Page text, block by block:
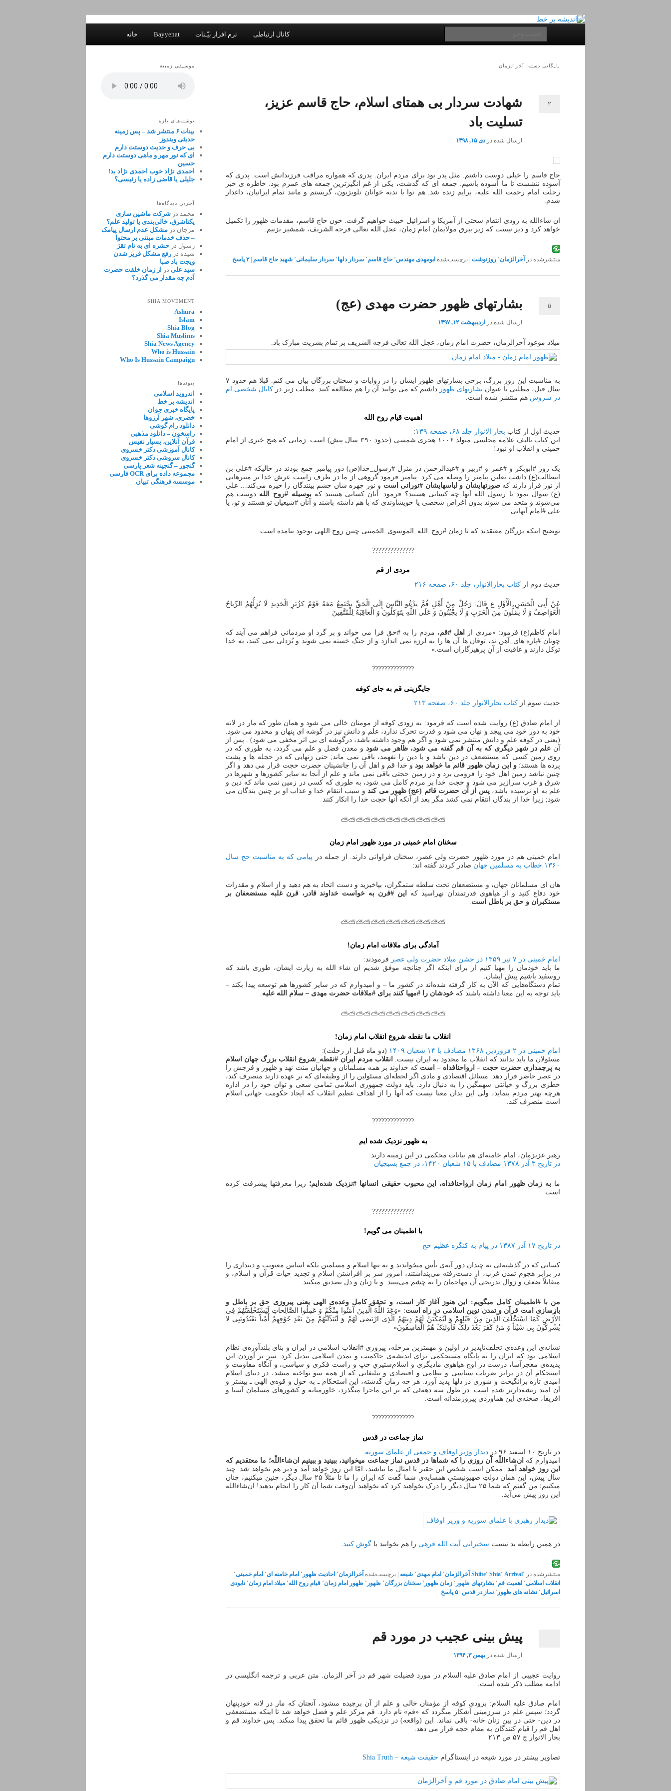
اندیشه بر خط
خانه Bayyenat نرم افزار بیّـنات کانال ارتباطی
بایگانی دسته: آخرالزمان
شهادت سردار بی همتای اسلام، حاج قاسم عزیز،
تسلیت باد
ارسال شده دردی ۱۵, ۱۳۹۸
۲
حاج قاسم را خیلی دوست داشتم. مثل پدر بود برای مردم ایران. پدری که همواره مراقب فرزندانش است. پدری که
آسوده ننشست تا ما آسوده باشیم. جمعه ای که گذشت، یکی از غم انگیزترین جمعه های عمرم بود. خاطره ی خبر
رحلت امام رحمت الله علیه، برایم زنده شد. هم نوا با ندبه خوانان تلویزیون، گریستم و مانند تمام ایرانیان، داغدار
شدم.
ان شاءالله به زودی انتقام سختی از آمریکا و اسرائیل خبیث خواهیم گرفت. خون حاج قاسم، مقدمات ظهور را تکمیل
خواهد کرد و دیر نیست که زیر بیرق مولایمان امام زمان، عجل الله تعالی فرجه الشریف، شمشیر بزنیم.
منتشرشده در آخرالزمان٬ روزنوشت | برچسب‌شده ابومهدی مهندس٬ حاج قاسم٬ سردار دلها٬ سردار سلیمانی٬ شهید حاج قاسم |۲ پاسخ
بشارتهای ظهور حضرت مهدی (عج)
ارسال شده در اردیبهشت ۱۲, ۱۳۹۷
۵
میلاد موعود آخرالزمان، حضرت امام زمان، عجل الله تعالی فرجه الشریف بر تمام بشریت مبارک باد.
به مناسبت این روز بزرگ، برخی بشارتهای ظهور ایشان را در روایات و سخنان بزرگان بیان می کنم. قبلا هم حدود ۷
سال قبل، مطلبی با عنوان بشارتهای ظهور داشتم که می توانید آن را هم مطالعه کنید. مطلب زیر در کانال شخصی ام
در سروش هم منتشر شده است.
اهمیت قیام روح الله
حدیث اول از کتاب بحار الانوار جلد ۶۸، صفحه ۱۳۹
:
این کتاب تالیف علامه مجلسی متولد ۱۰۰۶ هجری شمسی (حدود ۳۹۰ سال پیش) است. زمانی که هیچ خبری از امام
خمینی و انقلاب او نبود!
یک روز #ابوبکر و #عمر و #زبیر و #عبدالرحمن در منزل #رسول_خدا(ص) دور پیامبر جمع بودند در حالیکه #علی بن
ابیطالب(ع) داشت نعلین پیامبر را وصله می کرد. پیامبر فرمود گروهی از ما در طرف راست عرش خدا بر منبرهایی
از نور قرار دارند کهصورتهایشان و لباسهایشان #نورانی است و نور چهره شان چشم بینندگان را خیره می‌کند… علی
(ع) سوال نمود یا رسول الله آنها چه کسانی هستند؟ فرمود: آنان کسانی هستند کهبوسیله #روح_الله دوست هم
می‌شوند و متحد می شوند بدون اغراض شخصی یا خویشاوندی که با هم داشته باشند و آنان #شیعیان تو هستند و تو، یا
علی #امام آنهایی
توضیح اینکه بزرگان معتقدند که تا زمان #روح_الله_الموسوی_الخمینی چنین روح اللهی بوجود نیامده است.
??????????????
مردی از قم
حدیث دوم از کتاب بحارالانوار، جلد ۶۰، صفحه ۲۱۶
عَنْ أَبِی الْحَسَنِ الْأَوَّلِ ع قَالَ: رَجُلٌ مِنْ أَهْلِ قُمَّ یدْعُو النَّاسَ إِلَی الْحَقِّ یجْتَمِعُ مَعَهُ قَوْمٌ کزُبَرِ الْحَدِیدِ لَا تُزِلُّهُمُ الرِّیاحُ
الْعَوَاصِفُ وَ لَا یمَلُّونَ مِنَ الْحَرَبِ وَ لَا یجْبُنُونَ وَ عَلَی اللَّهِ یتَوَکلُونَ وَ الْعاقِبَهُ لِلْمُتَّقِینَ
امام کاظم(ع) فرمود: «مردی از اهل #قم، مردم را به #حق فرا می خواند و بر گرد او مردمانی فراهم می آیند که
چونان #پاره های_آهن ند، توفان ها آن ها را به لرزه نمی اندازد و از جنگ خسته نمی شوند و بُزدلی نمی کنند، به خدا
توکل دارند و عاقبت از آنِ پرهیزگاران است.»
??????????????
جایگزینی قم به جای کوفه
حدیث سوم از کتاب بحارالانوار جلد ۶۰، صفحه ۲۱۳
از امام صادق (ع) روایت شده است که فرمود: به زودی کوفه از مومنان خالی می شود و همان طور که مار در لانه
خود به دور خود می پیچد و نهان می شود و قدرت تحرک ندارد، علم و دانش نیز در گوشه ای پنهان و محدود می شود.
(یعنی در کوفه علم و دانش منتشر نمی شود و اگر هم وجود داشته باشد، درگوشه ای بی اثر مخفی می شود) . پس از
آن علم در شهر دیگری که به آن قم گفته می شود، ظاهر می شود و معدن فضل و علم می گردد، به طوری که در
روی زمین کسی که مستضعف در دین باشد و یا دین را نفهمد، باقی نمی ماند; حتی زنهایی که در حجله ها و پشت
پرده ها هستند؛و این زمان ظهور قائم ما خواهد بودو خدا قم و اهل آن را جانشینان حضرت حجت قرار می دهد و اگر
چنین نباشد زمین اهل خود را فرومی برد و در زمین حجتی باقی نمی ماند و علم از آنجا به سایر کشورها و شهرها در
شرق و غرب سرازیر می شود و حجت خدا بر مردم کامل می شود، به طوری که کسی در زمین نمی ماند که دین و
علم به او نرسیده باشد،پس از آن حضرت قائم (عج) ظهور می کندو سبب انتقام خدا و عذاب او بر چنین بندگان می
شود; زیرا خدا از بندگان انتقام نمی کشد مگر بعد از آنکه آنها حجت خدا را انکار کنند
⛅⛅⛅⛅⛅⛅⛅⛅⛅⛅⛅⛅⛅⛅
سخنان امام خمینی در مورد ظهور امام زمان
امام خمینی هم در مورد ظهور حضرت ولی عصر، سخنان فراوانی دارند. از جمله در پیامی که به مناسبت حج سال
۱۳۶۰ خطاب به مسلمین جهان
صادر کردند گفته اند:
هان‌ ای مسلمانان جهان، و مستضعفان تحت سلطه ستمگران، بپاخیزید و دست اتحاد به هم دهید و از اسلام و مقدرات
خود دفاع کنید و از هیاهوی قدرتمندان نهراسید که
این #قرن به خواست خداوند قادر، قرن غلبه مستضعفان بر
مستکبران و حق بر باطل است.
⛅⛅⛅⛅⛅⛅⛅⛅⛅⛅⛅⛅⛅⛅
آمادگی برای ملاقات امام زمان!
امام خمینی در ۷ تیر ۱۳۵۹ در جشن میلاد حضرت ولی عصر
فرمودند:
ما باید خودمان را مهیا کنیم از برای اینکه اگر چنانچه موفق‌ شدیم ان شاء الله به زیارت ایشان، طوری باشد که
روسفید باشیم پیش ایشان.
تمام دستگاه‌هایی که الآن به کار گرفته شده‌اند در کشور ما – و امیدوارم که در سایر کشورها هم توسعه پیدا بکند –
باید توجه به این معنا داشته باشند که خودشان را #مهیا کنند برای #ملاقات حضرت مهدی – سلام الله علیه.
⛅⛅⛅⛅⛅⛅⛅⛅⛅⛅⛅⛅⛅⛅
انقلاب ما نقطه شروع انقلاب امام زمان!
امام خمینی در ۲ فروردین ۱۳۶۸ مصادف با ۱۴ شعبان ۱۴۰۹
(دو ماه قبل از رحلت):
مسئولان ما باید بدانند که انقلاب ما محدود به ایران نیست. انقلاب مردم ایران #نقطه_شروع انقلاب بزرگ جهان اسلام
به پرچمداری حضرت حجت – ارواحنافداه – است که خداوند بر همه مسلمانان و جهانیان منت نهد و ظهور و فرجش را
در عصر حاضر قرار دهد. مسائل اقتصادی و مادی اگر لحظه‌ای مسئولین را از وظیفه‌ای که بر عهده دارند منصرف کند،
خطری بزرگ و خیانتی سهمگین را به دنبال دارد. باید دولت جمهوری اسلامی تمامی سعی و توان خود را در اداره
هرچه بهتر مردم بنماید، ولی این بدان معنا نیست که آنها را از اهداف عظیم انقلاب که ایجاد حکومت جهانی اسلام
است منصرف کند.
??????????????
به ظهور نزدیک شده ایم
رهبر عزیزمان، امام خامنه‌ای هم بیانات محکمی در این زمینه دارند:
در تاریخ ۳ آذر ۱۳۷۸ مصادف با ۱۵ شعبان ۱۴۲۰، در جمع بسیجیان
ما به زمان ظهور امام زمان ارواحنافداه، این محبوب حقیقی انسانها #نزدیک شده‌ایم؛ زیرا معرفتها پیشرفت کرده
است.
??????????????
با اطمینان می گویم!
در تاریخ ۱۷ آذر ۱۳۸۷ در پیام به کنگره عظیم حج
کسانی که در گذشته‌ئی نه چندان دور آیه‌ی یأس میخواندند و نه تنها اسلام و مسلمین بلکه اساس معنویت و دینداری را
در برابر هجوم تمدن غرب، از دست‌رفته می‌پنداشتند، امروز سر بر افراشتن اسلام و تجدید حیات قرآن و اسلام، و
متقابلاً ضعف و زوال تدریجی آن مهاجمان را به چشم می‌بینند. و با زبان و دل تصدیق میکنند.
من با #اطمینان_کامل میگویم: این هنوز آغاز کار است، و تحقق کامل وعده‌ی الهی یعنی پیروزی حق بر باطل و
بازسازی امت قرآن و تمدن نوین اسلامی در راه است: «وَعَدَ اللَّهُ الَّذِینَ آمَنُوا مِنْکُمْ وَ عَمِلُوا الصَّالِحاتِ لَیَسْتَخْلِفَنَّهُمْ فِی
الأَْرْضِ کَمَا اسْتَخْلَفَ الَّذِینَ مِنْ قَبْلِهِمْ وَ لَیُمَکِّنَنَّ لَهُمْ دِینَهُمُ الَّذِی ارْتَضی‌ لَهُمْ وَ لَیُبَدِّلَنَّهُمْ مِنْ بَعْدِ خَوْفِهِمْ أَمْناً یَعْبُدُونَنِی لا
یُشْرِکُونَ بِی شَیْئاً وَ مَنْ کَفَرَ بَعْدَ ذلِکَ فَأُولئِکَ هُمُ الْفاسِقُونَ»
نشانه‌ی این وعده‌ی تخلف‌ناپذیر در اولین و مهمترین مرحله، پیروزی #انقلاب اسلامی در ایران و بنای بلندآوزه‌ی نظام
اسلامی بود که ایران را به پایگاه مستحکمی برای اندیشه‌ی حاکمیت و تمدن اسلامی تبدیل کرد. سر بر آوردن این
پدیده‌ی معجز‌آسا، درست در اوج هیاهوی مادیگری و اسلام‌ستیزیِ چپ و راست فکری و سیاسی، و آنگاه مقاومت و
استحکام آن در برابر ضربات سیاسی و نظامی و اقتصادی و تبلیغاتی که از همه سو نواخته میشد، در دنیای اسلام
امیدی تازه برانگیخت و شوری در دلها پدید آورد. هر چه زمان گذشته، این استحکام ـ به حول و قوه‌ی الهی ـ بیشتر و
آن امید ریشه‌دارتر شده است. در طول سه دهه‌ئی که بر این ماجرا میگذرد، خاورمیانه و کشورهای مسلمان آسیا و
افریقا، صحنه‌ی این هماوردی پیروزمندانه است.
??????????????
نماز جماعت در قدس
در تاریخ ۱۰ اسفند ۹۶ در
دیدار وزیر اوقاف و جمعی از علمای سوریه:
امیدوارم که ان‌شاءاللّه آن روزی را که شماها در قدس نماز جماعت میخوانید، ببینید و ببینیم ان‌شاءاللّه؛ ما معتقدیم که
این ‌روز خواهد آمد . ممکن است شخص این حقیر یا امثال ما نباشند، امّا این روز خواهد آمد و دیر هم نخواهد شد. چند
سال پیش، این همان دولتِ صهیونیستیِ همسایه‌ی شما گفت که ایران را ما تا مثلاً ۲۵ سال دیگر، چنین میکنیم، چنان
میکنیم؛ من گفتم که شما ۲۵ سال دیگر را درک نخواهید کرد که بخواهید آن‌وقت شما آن کار را انجام بدهید! ان‌شاءالله
این روز پیش می‌آید.
در همین رابطه بد نیست سخنرانی آیت الله قرهی را هم بخوانید یا گوش کنید
منتشرشده در Arrival٬ Shia٬ Shiite٬ آخرالزمان٬ امام مهدی٬ شیعه | برچسب‌شده آخرالزمان٬ احادیث ظهور ٬ امام خامنه ای٬ امام خمینی٬
انقلاب اسلامی٬ اهمیت قم٬ بشارتهای ظهور ٬ زمان ظهور ٬ سخنان بزرگان٬ ظهور ٬ ظهور امام زمان٬ قیام روح الله٬ میلاد امام زمان٬ نابودی
اسرائیل٬ نشانه های ظهور ٬ نماز در قدس |۵ پاسخ
پیش بینی عجیب در مورد قم
ارسال شده در بهمن ۳, ۱۳۹۴
روایت عجیبی از امام صادق علیه السلام در مورد فضیلت شهر قم در آخر الزمان. متن عربی و ترجمه انگلیسی در
ادامه مطلب ذکر شده است.
امام صادق علیه السلام: بزودى کوفه از مؤمنان خالى و علم از آن برچیده مى‏شود، آنچنان که مار در لانه خودپنهان
گردد؛ سپس علم در سرزمینى آشکار مى‏گردد که «قم» نام دارد. قم مرکز علم و فضل خواهد شد تا اینکه مستضعفى
در دین- حتى در بین زنان خانه- باقى نماند. این (واقعه) در نزدیکى ظهور قائم ما تحقق پیدا مى‏کند. پس خداوند قم و
اهل قم را قیام کنندگان به مقام حجه قرار می دهد.
بحار الانوار ج ۵۷ ص ۲۱۳
تصاویر بیشتر در مورد شیعه در اینستاگرام حقیقت شیعه – Shia Truth
موسیقی زمینه
نوشته‌های تازه
بینات ۶ منتشر شد – پس زمینه
حدیثی ویندوز
بی حرف و حدیث دوستت دارم
ای که نور مهر و ماهی دوستت دارم
حسین
احمدی نژاد خوب احمدی نژاد بد!
جلیلی یا قاضی زاده یا رئیسی؟
آخرین دیدگاه‌ها
محمد در شرکت ماشین سازی
یکتاشرق، خالی‌بندی یا تولید علم؟
مرجان در مشکل عدم ارسال پیامک
– حذف خدمات مبتنی بر محتوا
رسول در حشره ای به نام تقژ
شیده در رفع مشکل فریز شدن
ویجت باد صبا
سید علی در از زمان خلقت حضرت
آدم چه مقدار می گذرد؟
SHIA MOVEMENT
Ashura
Islam
Shia Blog
Shia Muslims
Shia News Agency
Who is Hussain
Who Is Hussain Campaign
پیوندها
اندروید اسلامی
اندیشه بر خط
پایگاه خبری جوان
خضری، شهر آرزوها
دانلود رام گوشی
راسخون – دانلود مذهبی
قرآن آنلاین، بسیار نفیس
کانال آموزشی دکتر خسروی
کانال سروشی دکتر خسروی
گنجور – گنجینه شعر پارسی
مجموعه داده برای OCR فارسی
موسسه فرهنگی تبیان